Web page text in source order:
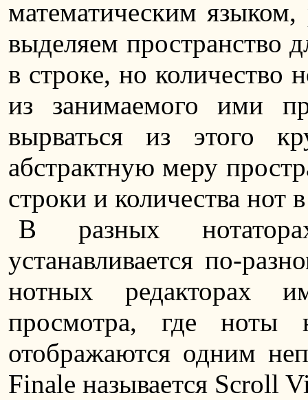
математическим
выделяем пространство
в строке, но количество
из занимаемого ими
вырваться из этого
абстрактную меру
строки и количества нот
В разных
устанавливается по-
нотных редакторах
просмотра, где ноты
отображаются одним
Finale называется Scroll